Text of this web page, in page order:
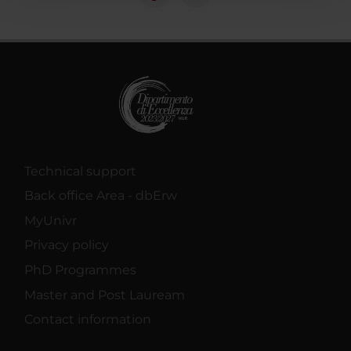
Technical support
Back office Area - dbErw
MyUnivr
Privacy policy
PhD Programmes
Master and Post Lauream
Contact information